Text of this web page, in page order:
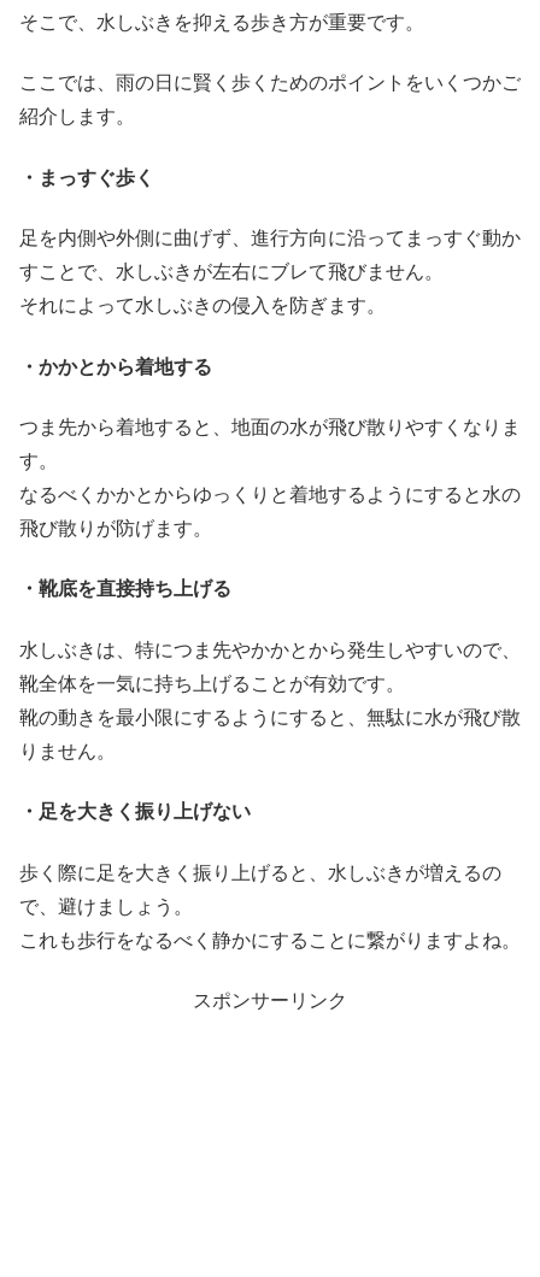
そこで、水しぶきを抑える歩き方が重要です。
ここでは、雨の日に賢く歩くためのポイントをいくつかご
紹介します。
・まっすぐ歩く
足を内側や外側に曲げず、進行方向に沿ってまっすぐ動か
すことで、水しぶきが左右にブレて飛びません。
それによって水しぶきの侵入を防ぎます。
・かかとから着地する
つま先から着地すると、地面の水が飛び散りやすくなりま
す。
なるべくかかとからゆっくりと着地するようにすると水の
飛び散りが防げます。
・靴底を直接持ち上げる
水しぶきは、特につま先やかかとから発生しやすいので、
靴全体を一気に持ち上げることが有効です。
靴の動きを最小限にするようにすると、無駄に水が飛び散
りません。
・足を大きく振り上げない
歩く際に足を大きく振り上げると、水しぶきが増えるの
で、避けましょう。
これも歩行をなるべく静かにすることに繋がりますよね。
スポンサーリンク